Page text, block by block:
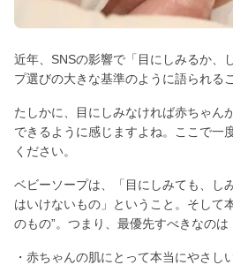
近年、SNSの影響で「目にしみるか、
プ選びの大きな基準のように語られる
たしかに、目にしみなければ赤ちゃん
できるように感じますよね。ここで一
ください。
ベビーソープは、「目にしみても、し
はいけないもの」ということ。そして
のもの”。つまり、最優先すべきなのは
・赤ちゃんの肌にとって本当にやさし